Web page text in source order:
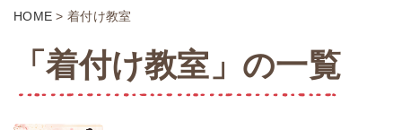
HOME > 着付け教室
「着付け教室」の一覧